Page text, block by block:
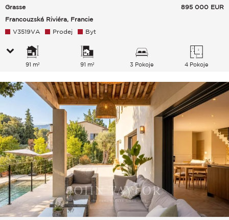
Grasse
Francouzská Riviéra, Francie
895 000 EUR
V3519VA Prodej Byt
91 m² 91 m² 3 Pokoje 4 Pokoje